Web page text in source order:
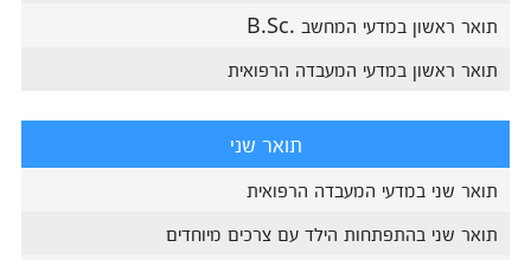
תואר ראשון במדעי המחשב .B.Sc
תואר ראשון במדעי המעבדה הרפואית
תואר שני
תואר שני במדעי המעבדה הרפואית
תואר שני בהתפתחות הילד עם צרכים מיוחדים